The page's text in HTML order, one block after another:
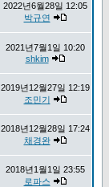
2022년6월28일 12:05
박규연
2021년7월1일 10:20
shkim
2019년12월27일 12:19
조민기
2018년12월28일 17:24
채경완
2018년1월1일 23:55
로파스